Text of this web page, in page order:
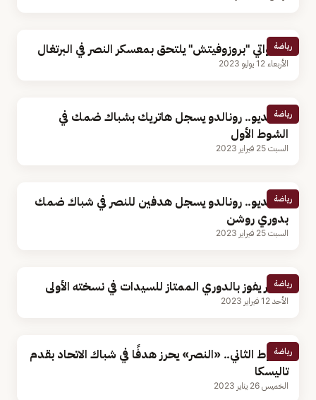
رياضة
الكرواتي "بروزوفيتش" يلتحق بمعسكر النصر في البرتغال
الأربعاء 12 يوليو 2023
رياضة
بالفيديو.. رونالدو يسجل هاتريك بشباك ضمك في
الشوط الأول
السبت 25 فبراير 2023
رياضة
بالفيديو.. رونالدو يسجل هدفين للنصر في شباك ضمك
بدوري روشن
السبت 25 فبراير 2023
رياضة
النصر يفوز بالدوري الممتاز للسيدات في نسخته الأولى
الأحد 12 فبراير 2023
رياضة
الشوط الثاني.. «النصر» يحرز هدفًا في شباك الاتحاد بقدم
تاليسكا
الخميس 26 يناير 2023